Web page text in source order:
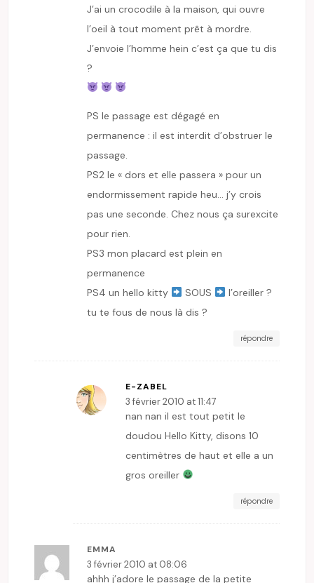
J’ai un crocodile à la maison, qui ouvre
l’oeil à tout moment prêt à mordre.
J’envoie l’homme hein c’est ça que tu dis
?
PS le passage est dégagé en
permanence : il est interdit d’obstruer le
passage.
PS2 le « dors et elle passera » pour un
endormissement rapide heu… j’y crois
pas une seconde. Chez nous ça surexcite
pour rien.
PS3 mon placard est plein en
permanence
PS4 un hello kitty
SOUS
l’oreiller ?
tu te fous de nous là dis ?
répondre
E-ZABEL
3 février 2010 at 11:47
nan nan il est tout petit le
doudou Hello Kitty, disons 10
centimètres de haut et elle a un
gros oreiller
répondre
EMMA
3 février 2010 at 08:06
ahhh j’adore le passage de la petite